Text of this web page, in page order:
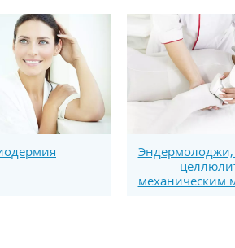
Эндермолоджи,
механическим